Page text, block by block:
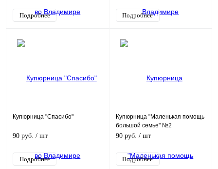
Подробнее Подробнее
Купюрница "Спасибо"
90 руб. / шт
Подробнее
Купюрница "Маленькая помощь
большой семье" №2
90 руб. / шт
Подробнее